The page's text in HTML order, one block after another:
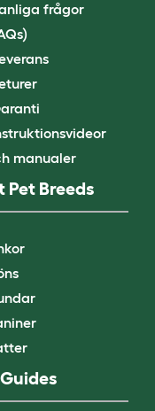
frågor
manualer
Pet Breeds